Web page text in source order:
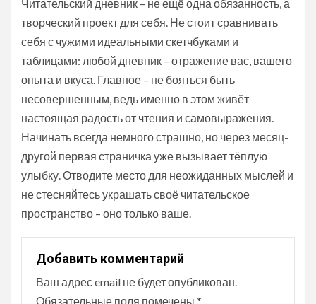
Читательский дневник – не ещё одна обязанность, а
творческий проект для себя. Не стоит сравнивать
себя с чужими идеальными скетчбуками и
таблицами: любой дневник – отражение вас, вашего
опыта и вкуса. Главное – не бояться быть
несовершенным, ведь именно в этом живёт
настоящая радость от чтения и самовыражения.
Начинать всегда немного страшно, но через месяц-
другой первая страничка уже вызывает тёплую
улыбку. Отводите место для неожиданных мыслей и
не стесняйтесь украшать своё читательское
пространство – оно только ваше.
Добавить комментарий
Ваш адрес email не будет опубликован.
Обязательные поля помечены *